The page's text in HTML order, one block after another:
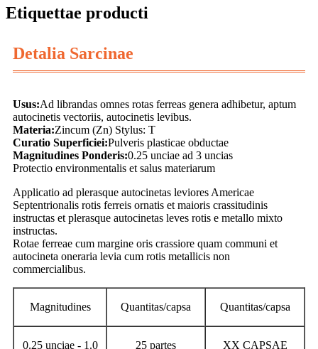
Etiquettae producti
Detalia Sarcinae
Usus:Ad librandas omnes rotas ferreas genera adhibetur, aptum
autocinetis vectoriis, autocinetis levibus.
Materia:Zincum (Zn) Stylus: T
Curatio Superficiei:Pulveris plasticae obductae
Magnitudines Ponderis:0.25 unciae ad 3 uncias
Protectio environmentalis et salus materiarum
Applicatio ad plerasque autocinetas leviores Americae
Septentrionalis rotis ferreis ornatis et maioris crassitudinis
instructas et plerasque autocinetas leves rotis e metallo mixto
instructas.
Rotae ferreae cum margine oris crassiore quam communi et
autocineta oneraria levia cum rotis metallicis non
commercialibus.
Magnitudines Quantitas/capsa Quantitas/capsa
0.25 unciae - 1.0
25 partes XX CAPSAE